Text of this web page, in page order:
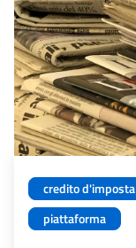
credito d'imposta
piattaforma